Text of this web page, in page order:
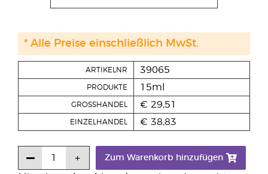
ARTIKELNR 39065
PRODUKTE 15ml
GROSSHANDEL € 29,51
EINZELHANDEL € 38,83
Zum Warenkorb hinzufügen
* Alle Preise einschließlich MwSt.